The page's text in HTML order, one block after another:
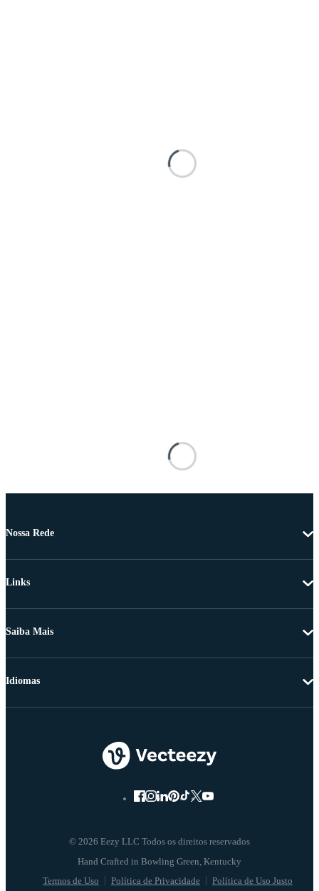
Nossa Rede
Links
Saiba Mais
© 2026 Eezy LLC Todos os direitos reservados
Termos de Uso Política de Privacidade Política de Uso Justo
Idiomas